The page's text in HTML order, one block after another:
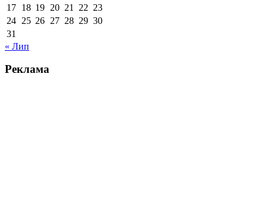
17 18 19 20 21 22 23
24 25 26 27 28 29 30
31
« Лип
Реклама